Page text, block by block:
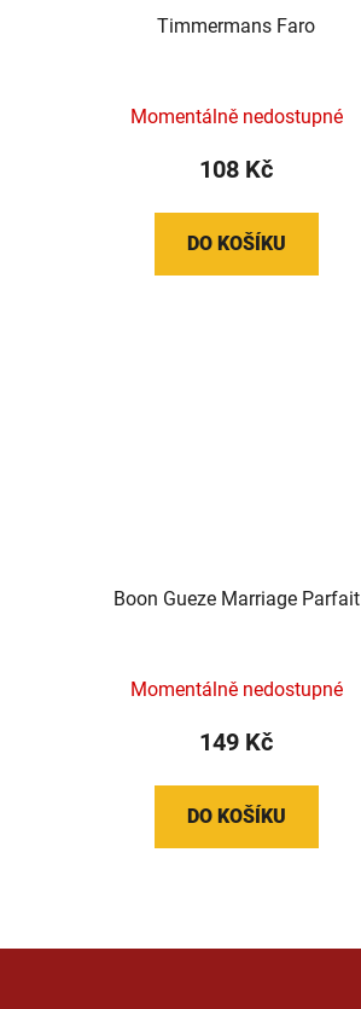
Timmermans Faro
Momentálně nedostupné
108 Kč
DO KOŠÍKU
Boon Gueze Marriage Parfait
Momentálně nedostupné
149 Kč
DO KOŠÍKU